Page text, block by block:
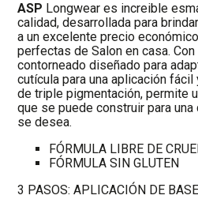
ASP Longwear es increible
calidad, desarrollada para
a un excelente precio
perfectas de Salon en casa.
contorneado diseñado para
cutícula para una aplicación
de triple pigmentación, permite
que se puede construir para
se desea.
FÓRMULA LIBRE DE
FÓRMULA SIN GLUTEN
3 PASOS: APLICACIÓN DE